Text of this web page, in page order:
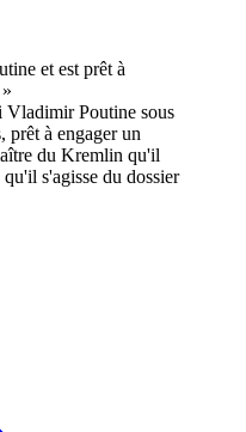
Poutine sous
prêt à engager un
du Kremlin qu'il
s'agisse du dossier